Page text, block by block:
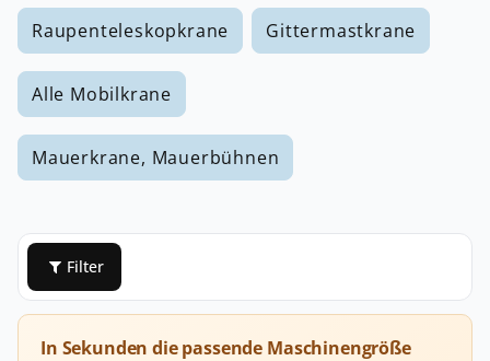
Raupenteleskopkrane Gittermastkrane
Alle Mobilkrane
Mauerkrane, Mauerbühnen
Filter
In Sekunden die passende Maschinengröße